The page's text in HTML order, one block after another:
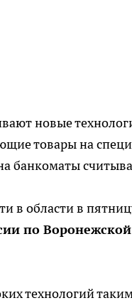
новые
товары на
банкоматы
в области в
по
технологий